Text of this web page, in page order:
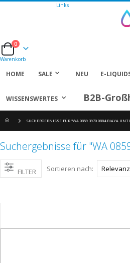
Links
Cart
0
Warenkorb
HOME SALE NEU E-
WISSENSWERTES B2B-
SUCHERGEBNISSE FÜR "WA 0859 3970 0884 BIAYA
Suchergebnisse für "WA
FILTER Sortieren nach